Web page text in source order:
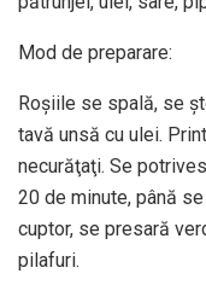
Mod de preparare:
Roşiile se spală, se
tavă unsă cu ulei.
necurăţaţi. Se
20 de minute, până
cuptor, se presară
pilafuri.